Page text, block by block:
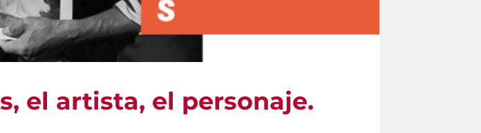
el artista, el personaje.